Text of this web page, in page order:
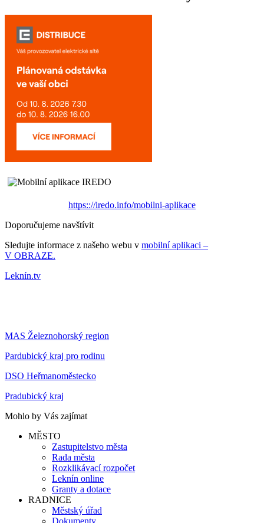
https:://iredo.info/mobilni-aplikace
Doporučujeme navštívit
Sledujte informace z našeho webu v mobilní aplikaci –
V OBRAZE.
Leknín.tv
MAS Železnohorský region
Pardubický kraj pro rodinu
DSO Heřmanoměstecko
Pradubický kraj
Mohlo by Vás zajímat
MĚSTO
Zastupitelstvo města
Rada města
Rozklikávací rozpočet
Leknín online
Granty a dotace
RADNICE
Městský úřad
Dokumenty